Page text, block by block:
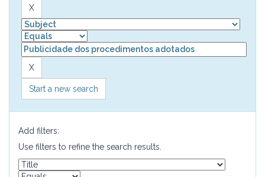
Start a new search
Add filters:
Use filters to refine the search results.